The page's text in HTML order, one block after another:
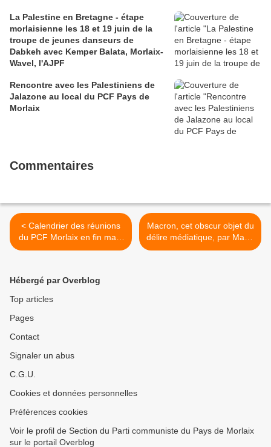
La Palestine en Bretagne - étape
morlaisienne les 18 et 19 juin de la
troupe de jeunes danseurs de
Dabkeh avec Kemper Balata, Morlaix-
Wavel, l'AJPF
Rencontre avec les Palestiniens de
Jalazone au local du PCF Pays de
Morlaix
Commentaires
< Calendrier des réunions
du PCF Morlaix en fin mars
2017
Macron, cet obscur objet du
délire médiatique, par Maud
Vergniol (L'Humanité) >
Hébergé par Overblog
Top articles
Pages
Contact
Signaler un abus
C.G.U.
Cookies et données personnelles
Préférences cookies
Voir le profil de Section du Parti communiste du Pays de Morlaix
sur le portail Overblog